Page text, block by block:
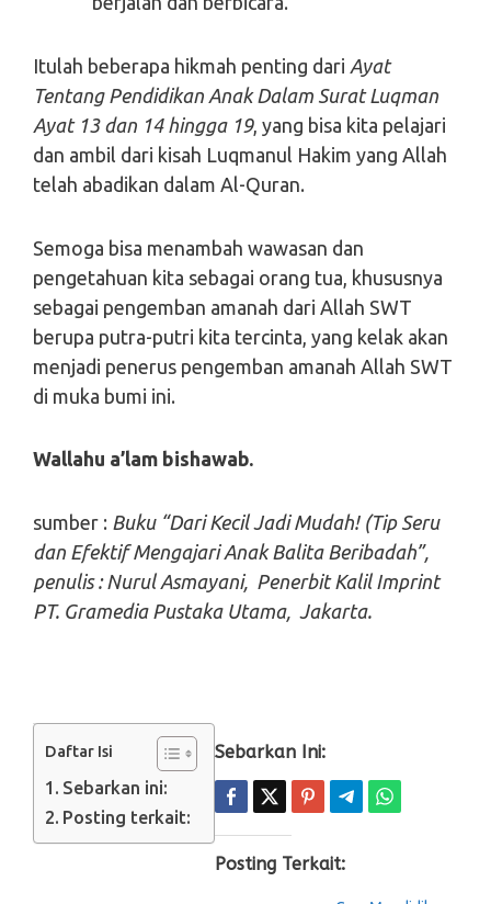
Itulah beberapa hikmah penting dari Ayat
Tentang Pendidikan Anak Dalam Surat Luqman
Ayat 13 dan 14 hingga 19, yang bisa kita pelajari
dan ambil dari kisah Luqmanul Hakim yang Allah
telah abadikan dalam Al-Quran.
Semoga bisa menambah wawasan dan
pengetahuan kita sebagai orang tua, khususnya
sebagai pengemban amanah dari Allah SWT
berupa putra-putri kita tercinta, yang kelak akan
menjadi penerus pengemban amanah Allah SWT
di muka bumi ini.
Wallahu a’lam bishawab.
sumber : Buku “Dari Kecil Jadi Mudah! (Tip Seru
dan Efektif Mengajari Anak Balita Beribadah”,
penulis : Nurul Asmayani, Penerbit Kalil Imprint
PT. Gramedia Pustaka Utama, Jakarta.
Daftar Isi
Sebarkan ini:
Posting terkait:
Sebarkan Ini:
Posting Terkait: